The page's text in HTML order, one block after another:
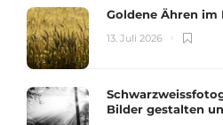
Goldene Ähren im
13. Juli 2026
Bilder gestalten